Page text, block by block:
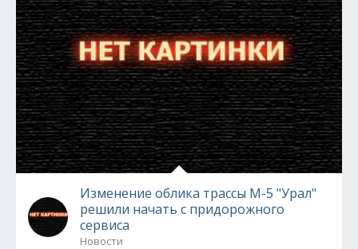
Изменение облика трассы М-5 "Урал"
решили начать с придорожного
сервиса
Новости